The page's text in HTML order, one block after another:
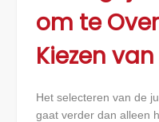
om te
Kiezen
Het selecteren van de
gaat verder dan alleen